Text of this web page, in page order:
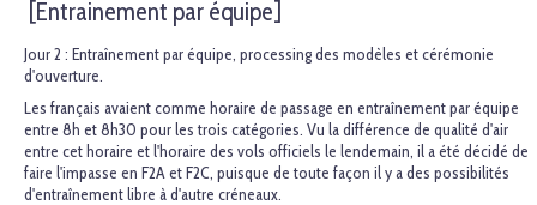
[Entrainement par équipe]
Jour 2 : Entraînement par équipe, processing des modèles et cérémonie
d'ouverture.
Les français avaient comme horaire de passage en entraînement par équipe
entre 8h et 8h30 pour les trois catégories. Vu la différence de qualité d'air
entre cet horaire et l'horaire des vols officiels le lendemain, il a été décidé de
faire l'impasse en F2A et F2C, puisque de toute façon il y a des possibilités
d'entraînement libre à d'autre créneaux.